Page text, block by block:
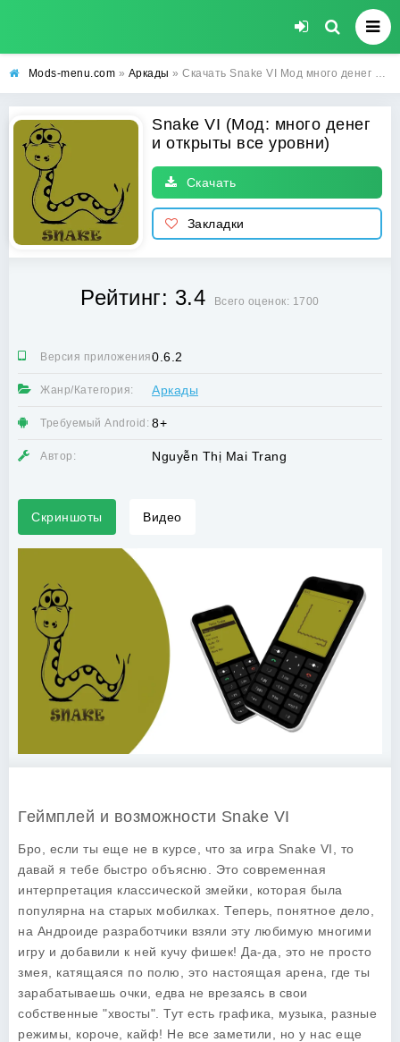
Mods-menu.com » Аркады » Скачать Snake VI Мод много денег и открыты все уровни на Андроид бесплатно
Snake VI (Мод: много денег
и открыты все уровни)
Скачать
Закладки
Рейтинг: 3.4 Всего оценок: 1700
Версия приложения:0.6.2
Жанр/Категория: Аркады
Требуемый Android: 8+
Автор: Nguyễn Thị Mai Trang
Скриншоты Видео
Геймплей и возможности Snake VI
Бро, если ты еще не в курсе, что за игра Snake VI, то
давай я тебе быстро объясню. Это современная
интерпретация классической змейки, которая была
популярна на старых мобилках. Теперь, понятное дело,
на Андроиде разработчики взяли эту любимую многими
игру и добавили к ней кучу фишек! Да-да, это не просто
змея, катящаяся по полю, это настоящая арена, где ты
зарабатываешь очки, едва не врезаясь в свои
собственные "хвосты". Тут есть графика, музыка, разные
режимы, короче, кайф! Не все заметили, но у нас еще